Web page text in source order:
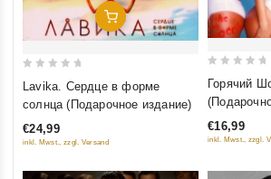
Добавить В Корзину
5
Lavika. Сердце в форме
солнца (Подарочное издание)
€24,99
inkl. Mwst., zzgl. Versand
out
5
Горячий
€16,99
inkl. Mwst., zzgl.